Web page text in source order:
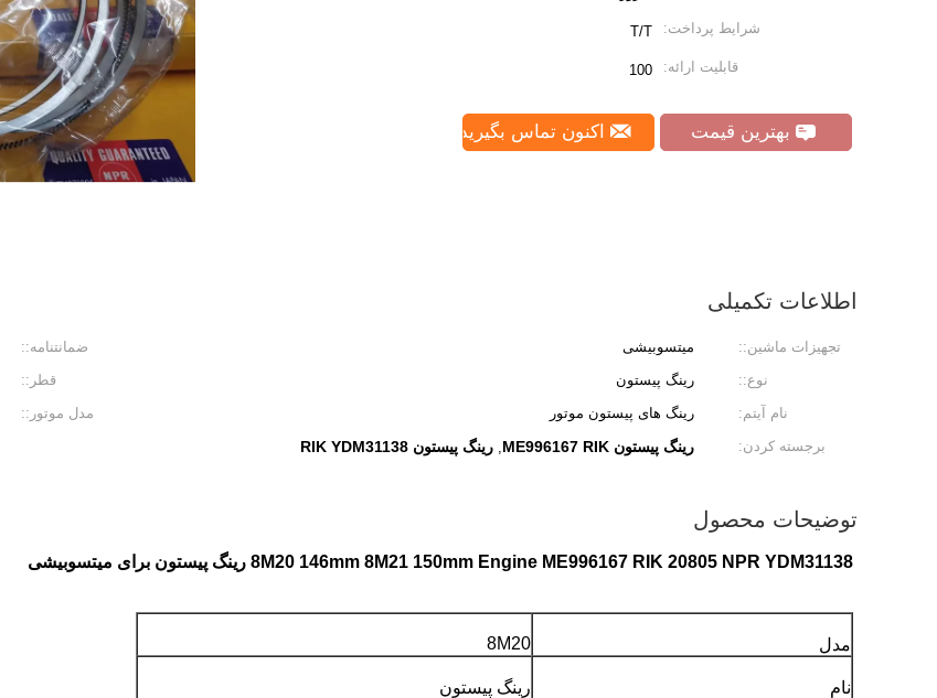
شرایط پرداخت: T/T
قابلیت ارائه: 100
بهترین قیمت اکنون تماس بگیرید
اطلاعات تکمیلی
تجهیزات ماشین:: میتسوبیشی ضمانتنامه::
نوع::
رینگ پیستون قطر::
نام آیتم:
رینگ های پیستون موتور مدل موتور::
برجسته کردن:
رینگ پیستون ME996167 RIK , رینگ پیستون RIK YDM31138
توضیحات محصول
8M20 146mm 8M21 150mm Engine ME996167 RIK 20805 NPR YDM31138 رینگ پیستون برای میتسوبیشی
مدل 8M20
نام رینگ پیستون